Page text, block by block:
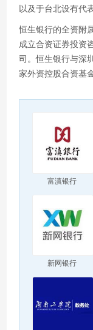
以及于台北设有代
恒生银行的全资附
成立合资证券投资
司。恒生银行与深
家外资控股合资基
富滇银行
新网银行